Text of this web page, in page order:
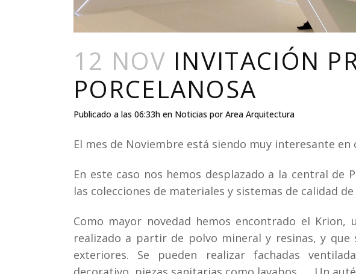
12 NOV INVITACIÓN
PORCELANOSA
Publicado a las 06:33h en Noticias porArea Arquitectura
El mes de Noviembre está siendo muy interesante
En este caso nos hemos desplazado a la central de
las colecciones de materiales y sistemas de calidad
Como mayor novedad hemos encontrado el
realizado a partir de polvo mineral y resinas, y
exteriores. Se pueden realizar fachadas